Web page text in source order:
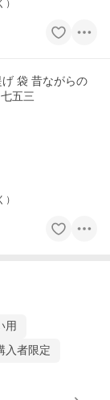
袋 昔ながらの
五三
用
入者限定